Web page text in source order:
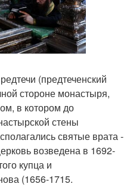
(предтеченский
стороне монастыря,
в котором до
стены
святые врата -
возведена в 1692-
купца и
(1656-1715.